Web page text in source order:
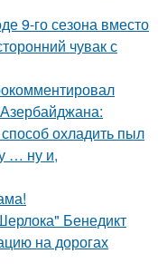
9-го сезона вместо
чувак с
охладить пыл
… ну и,
Бенедикт
на дорогах